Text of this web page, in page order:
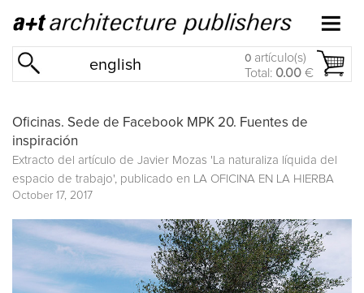
english 0 artículo(s)
Total: 0.00 €
Oficinas. Sede de Facebook MPK 20. Fuentes de
inspiración
Extracto del artículo de Javier Mozas 'La naturaliza líquida del
espacio de trabajo', publicado en
LA OFICINA EN LA HIERBA
October 17, 2017